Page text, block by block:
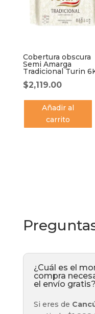
Cobertura obscura
Semi Amarga
Tradicional Turin
$2,119.00
Añadir al
carrito
¿Cuál es el
compra
el envío gratis?
Si eres de